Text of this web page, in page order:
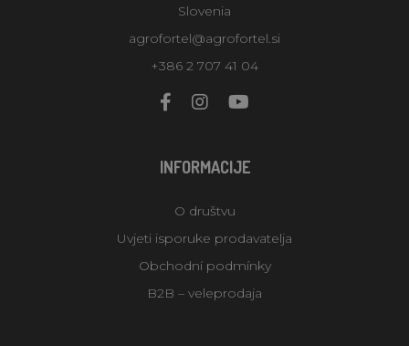
Slovenia
agrofortel@agrofortel.si
+386 2 707 41 04
INFORMACIJE
O društvu
Uvjeti isporuke prodavatelja
Obchodní podmínky
B2B – veleprodaja